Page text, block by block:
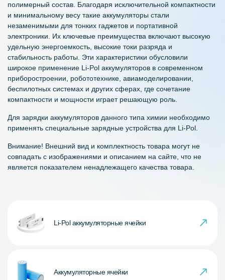
полимерный состав. Благодаря исключительной компактности
и минимальному весу такие аккумуляторы стали
незаменимыми для тонких гаджетов и портативной
электроники. Их ключевые преимущества включают высокую
удельную энергоемкость, высокие токи разряда и
стабильность работы. Эти характеристики обусловили
широкое применение Li-Pol аккумуляторов в современном
приборостроении, робототехнике, авиамоделировании,
беспилотных системах и других сферах, где сочетание
компактности и мощности играет решающую роль.
Для зарядки аккумуляторов данного типа химии необходимо
применять специальные зарядные устройства для Li-Pol.
Внимание! Внешний вид и комплектность товара могут не
совпадать с изображениями и описанием на сайте, что не
является показателем ненадлежащего качества товара.
Li-Pol аккумуляторные ячейки
Аккумуляторные ячейки